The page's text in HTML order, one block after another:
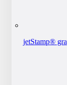
jetStamp®